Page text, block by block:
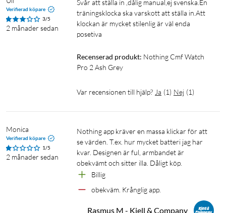
Sensorer: Hjärtfrekvens, SpO₂, sömn och stressövervakning
Vikt: 48.1 gram
Verifierad köpare
3/5
2 månader sedan
Svår att ställa in ,dålig manual,ej svenska.En
träningsklocka ska varskott att ställa in.Att
klockan är mycket stilenlig är väl enda
posetiva
Recenserad produkt: Nothing Cmf Watch
Pro 2 Ash Grey
Var recensionen till hjälp? Ja (1) Nej (1)
Monica
Verifierad köpare
1/5
2 månader sedan
Nothing app kräver en massa klickar för att
se värden. T.ex. hur mycket batteri jag har
kvar. Designen är ful, armbandet är
obekvämt och sitter illa. Dåligt köp.
Billig
obekväm. Krånglig app.
Rasmus M - Kjell & Company